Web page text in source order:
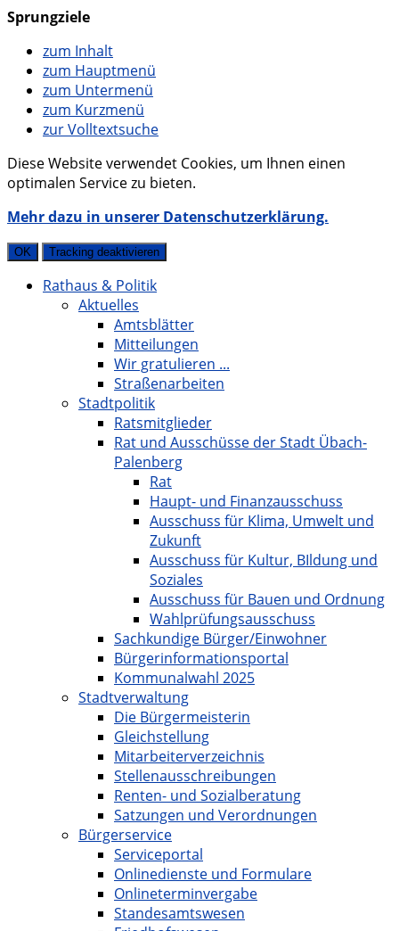
Sprungziele
zum Inhalt
zum Hauptmenü
zum Untermenü
zum Kurzmenü
zur Volltextsuche
Diese Website verwendet Cookies, um Ihnen einen
optimalen Service zu bieten.
Mehr dazu in unserer Datenschutzerklärung.
OK Tracking deaktivieren
Rathaus & Politik
Aktuelles
Amtsblätter
Mitteilungen
Wir gratulieren ...
Straßenarbeiten
Stadtpolitik
Ratsmitglieder
Rat und Ausschüsse der Stadt Übach-
Palenberg
Rat
Haupt- und Finanzausschuss
Ausschuss für Klima, Umwelt und
Zukunft
Ausschuss für Kultur, BIldung und
Soziales
Ausschuss für Bauen und Ordnung
Wahlprüfungsausschuss
Sachkundige Bürger/Einwohner
Bürgerinformationsportal
Kommunalwahl 2025
Stadtverwaltung
Die Bürgermeisterin
Gleichstellung
Mitarbeiterverzeichnis
Stellenausschreibungen
Renten- und Sozialberatung
Satzungen und Verordnungen
Bürgerservice
Serviceportal
Onlinedienste und Formulare
Onlineterminvergabe
Standesamtswesen